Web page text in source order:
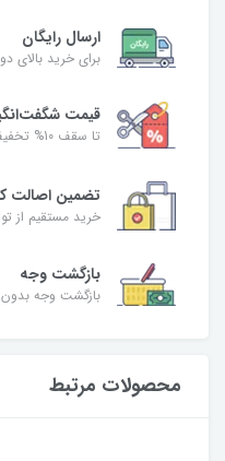
ارسال رایگان
برای خرید بالای
قیمت
تا سقف 10% تخفیف
تضمین اصالت
خرید مستقیم از
بازگشت وجه
بازگشت وجه
محصولات مرتبط